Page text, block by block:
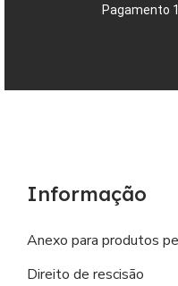
Pagamento
Informação
Anexo para produtos
Direito de rescisão